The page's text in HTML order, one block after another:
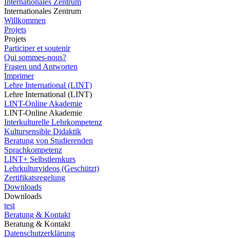
Internationales Zentrum
Internationales Zentrum
Willkommen
Projets
Projets
Participer et soutenir
Qui sommes-nous?
Fragen und Antworten
Imprimer
Lehre International (LINT)
Lehre International (LINT)
LINT-Online Akademie
LINT-Online Akademie
Interkulturelle Lehrkompetenz
Kultursensible Didaktik
Beratung von Studierenden
Sprachkompetenz
LINT+ Selbstlernkurs
Lehrkulturvideos (Geschützt)
Zertifikatsregelung
Downloads
Downloads
test
Beratung & Kontakt
Beratung & Kontakt
Datenschutzerklärung